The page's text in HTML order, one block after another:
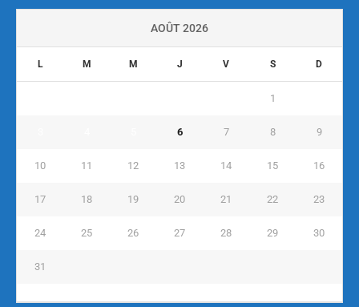
AOÛT 2026
L M M J V S D
1
6 7 8 9
10 11 12 13 14 15 16
17 18 19 20 21 22 23
24 25 26 27 28 29 30
31